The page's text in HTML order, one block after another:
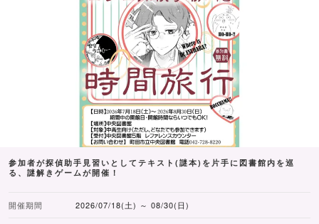
参加者が探偵助手見習いとしてテキスト(謎本)を片手に図書館内を巡
る、謎解きゲームが開催！
開催期間 2026/07/18(土) ～ 08/30(日)